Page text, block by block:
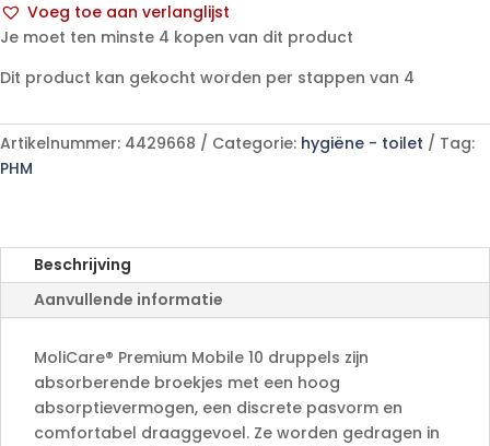
14
p/s
Voeg toe aan verlanglijst
A
t
r
n
e
:
Je moet ten minste 4 kopen van dit product
Dit product kan gekocht worden per stappen van 4
Artikelnummer: 4429668 Categorie: hygiëne - toilet
Tag:
PHM
Beschrijving
Aanvullende informatie
MoliCare® Premium Mobile 10 druppels zijn
absorberende broekjes met een hoog
absorptievermogen, een discrete pasvorm en
comfortabel draaggevoel. Ze worden gedragen in